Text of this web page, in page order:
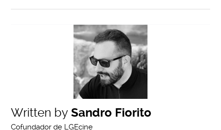
Written by Sandro Fiorito
Cofundador de LGEcine